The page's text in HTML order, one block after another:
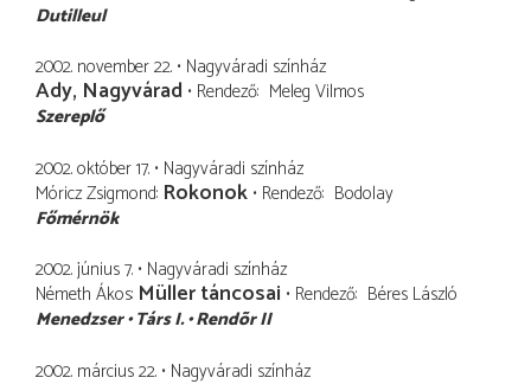
Dutilleul
2002. november 22. Nagyváradi színház
Ady, Nagyvárad Rendező Meleg Vilmos
Szereplő
2002. október 17. Nagyváradi színház
Móricz Zsigmond Rokonok Rendező Bodolay
Főmérnök
2002. június 7. Nagyváradi színház
Németh Ákos Müller táncosai Rendező Béres László
Menedzser Társ I. Rendõr II
2002. március 22. Nagyváradi színház